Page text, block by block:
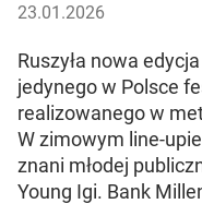
23.01.2026
Ruszyła nowa
jedynego w Polsce
realizowanego w
W zimowym line-
znani młodej
Young Igi. Bank